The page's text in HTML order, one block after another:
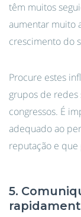
têm muitos
aumentar muito
crescimento do
Procure estes
grupos de redes
congressos. É
adequado ao
reputação e que
5.